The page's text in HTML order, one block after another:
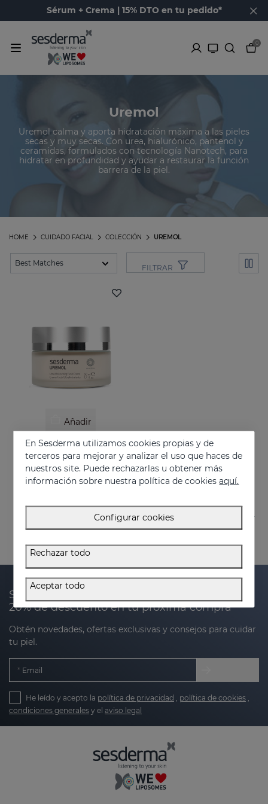
Sérum + Crema | 15% DTO en tu pedido*
0
Uremol
Uremol calma y aporta hidratación máxima a las pieles
secas y muy secas. Con urea, hialurónico, pantenol y
ceramidas, formulados con tecnología Nanotech, para
hidratar en profundidad y ayudar a restaurar la función
barrera de la piel.
UREMOL
COLECCIÓN
CUIDADO FACIAL
HOME
FILTRAR
Añadir
UREMOL Crema Facial Ultrahidratante
Calma, hidrata y repara las pieles secas
26.95 €
Suscríbete a nuestra newsletter y recibe un
20% de descuento en tu próxima compra
Obtén novedades, ofertas exclusivas y consejos para cuidar
tu piel.
Email
He leído y acepto la política de privacidad , política de cookies ,
condiciones generales y el aviso legal
En Sesderma utilizamos cookies propias y de
terceros para mejorar y analizar el uso que haces de
nuestros site. Puede rechazarlas u obtener más
información sobre nuestra política de cookiesaquí.
Configurar cookies
Rechazar todo
Aceptar todo